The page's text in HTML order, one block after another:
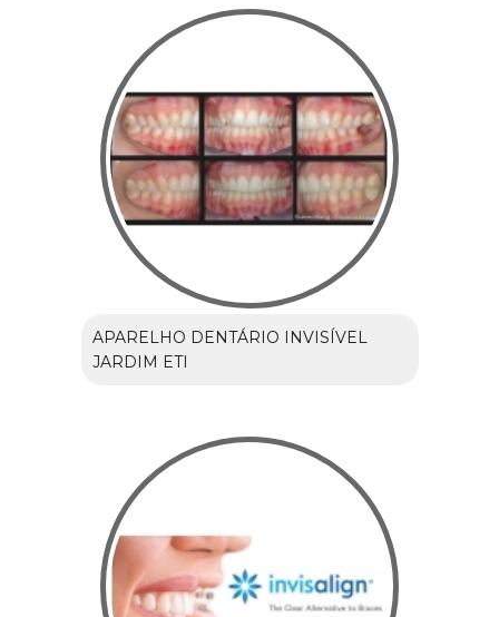
APARELHO DENTÁRIO INVISÍVEL
JARDIM ETI